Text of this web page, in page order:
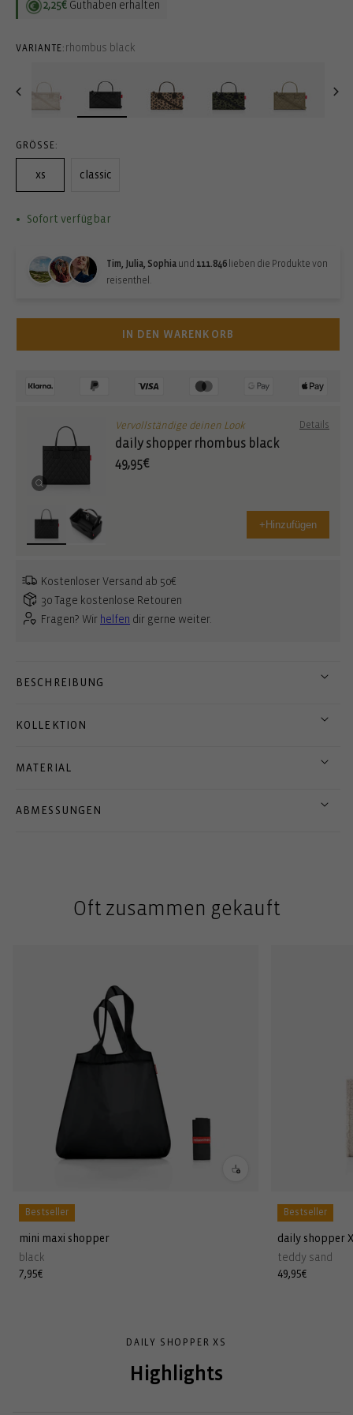
2,25€ Guthaben erhalten
VARIANTE: rhombus black
GRÖSSE:
xs classic
Sofort verfügbar
Tim, Julia, Sophia und 111.846 lieben die Produkte von
reisenthel.
IN DEN WARENKORB
Vervollständige deinen Look Details
daily shopper rhombus black
49,95€
+ Hinzufügen
Kostenloser Versand ab 50€
30 Tage kostenlose Retouren
Fragen? Wir helfen dir gerne weiter.
BESCHREIBUNG
KOLLEKTION
MATERIAL
ABMESSUNGEN
Oft zusammen gekauft
Bestseller
mini maxi shopper
black
Normaler
7,95€
Bestseller
daily shopper
teddy sand
Normaler
49,95€
DAILY SHOPPER XS
Highlights